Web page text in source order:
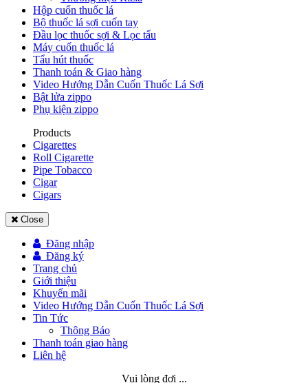
Hộp cuốn thuốc lá
Bộ thuốc lá sợi cuốn tay
Đầu lọc thuốc sợi & Lọc tẩu
Máy cuốn thuốc lá
Tẩu hút thuốc
Thanh toán & Giao hàng
Video Hướng Dẫn Cuốn Thuốc Lá Sợi
Bật lửa zippo
Phụ kiện zippo
Products
Cigarettes
Roll Cigarette
Pipe Tobacco
Cigar
Cigars
Close
Đăng nhập
Đăng ký
Trang chủ
Giới thiệu
Khuyến mãi
Video Hướng Dẫn Cuốn Thuốc Lá Sợi
Tin Tức
Thông Báo
Thanh toán giao hàng
Liên hệ
Vui lòng đợi ...